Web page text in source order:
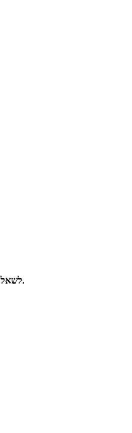
לשאלות בנוגע למוצרים או למחירון שלנו, אנא השאירו לנו את כתובת המייל שלכם וניצור עמכם קשר תוך 24 שעות.